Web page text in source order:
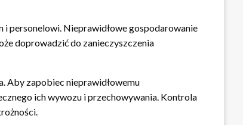
i personelowi. Nieprawidłowe gospodarowanie
doprowadzić do zanieczyszczenia
Aby zapobiec nieprawidłowemu
ich wywozu i przechowywania. Kontrola